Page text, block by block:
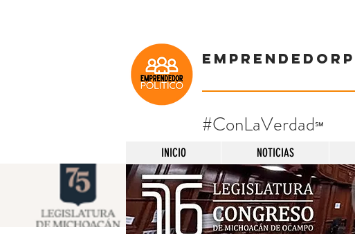
#ConLaVerdad℠
INICIO NOTICIAS